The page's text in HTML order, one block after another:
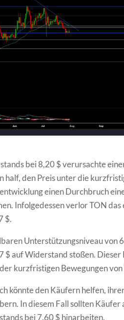
bei 8,20 $ verursachte
den Preis unter die
einen Durchbruch
Infolgedessen verlor TON das
$.
Unterstützungsniveau von
$ auf Widerstand stoßen.
kurzfristigen Bewegungen von
könnte den Käufern helfen,
In diesem Fall sollten Käufer
bei 7,60 $ hinarbeiten.